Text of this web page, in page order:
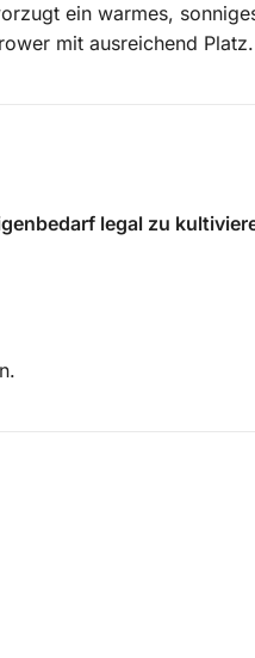
ein warmes,
mit ausreichend Platz.
legal zu